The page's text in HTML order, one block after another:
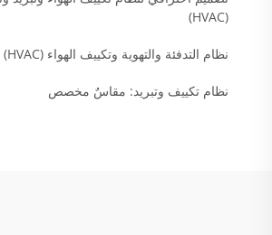
(HVAC)
نظام التدفئة والتهوية وتكييف الهواء (HVAC) تبادل الهواء
نظام تكييف وتبريد: مقاسٌ مخصص